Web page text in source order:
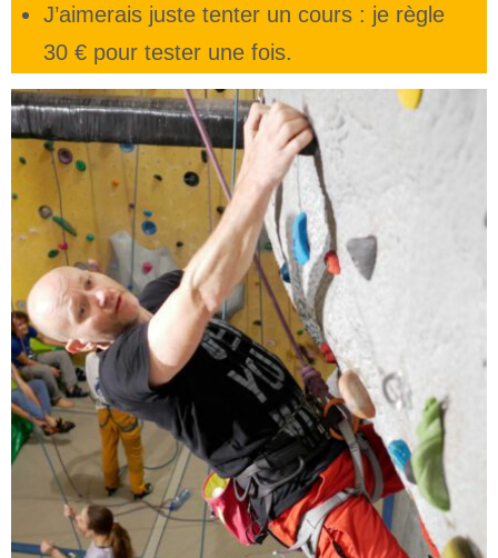
J’aimerais juste tenter un cours : je règle
30 € pour tester une fois.